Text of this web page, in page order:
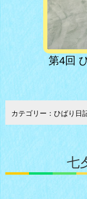
第4回
カテゴリー：ひばり日
七